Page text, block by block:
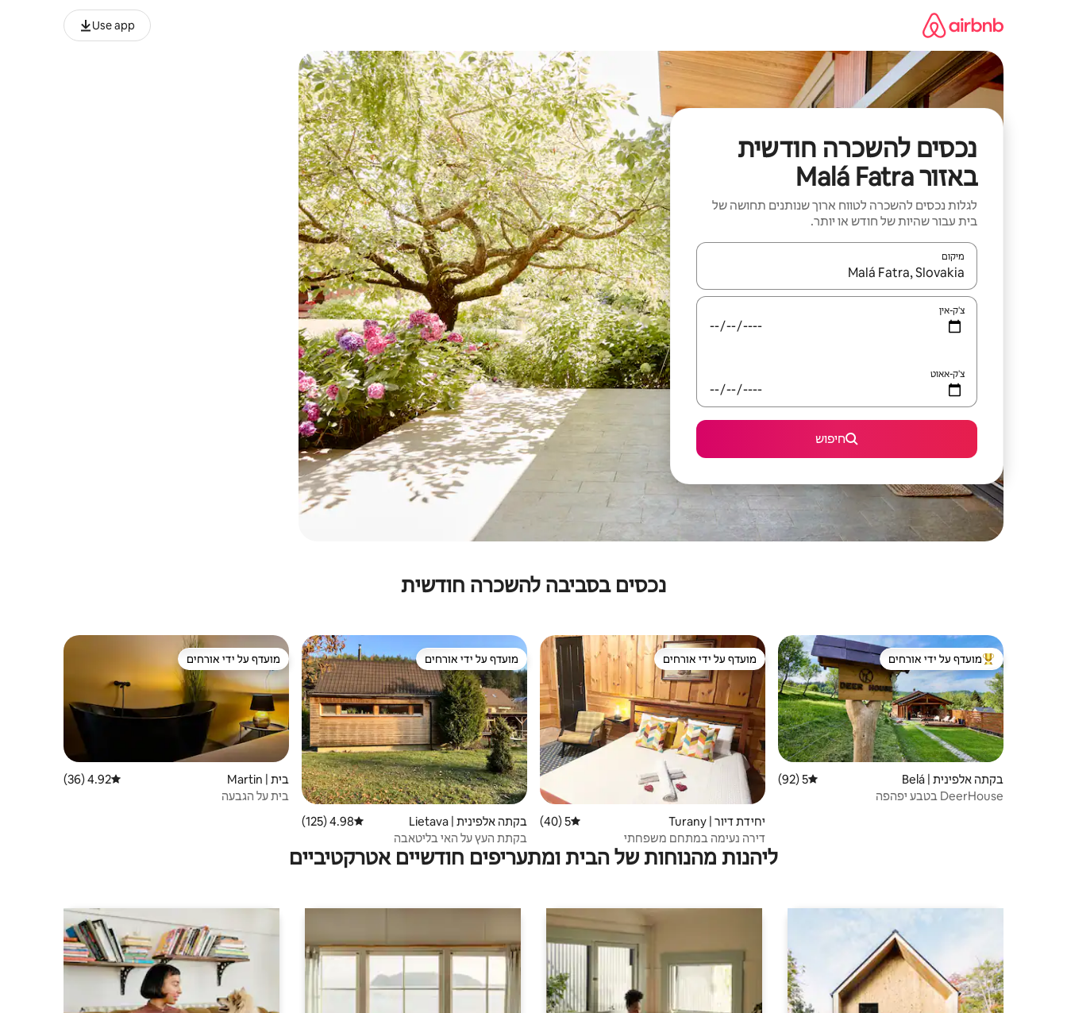
Use app
נכסים להשכרה חודשית
באזור Malá Fatra
לגלות נכסים להשכרה לטווח ארוך שנותנים תחושה של
בית עבור שהיות של חודש או יותר.
מיקום
כאשר התוצאות יהיו זמינות, יש לנווט עם מקשי החיצים למעלה ולמטה או לעיין בעזרת תנועות מגע או החלקה.
צ'ק-אין
צ'ק-אאוט
חיפוש
נכסים בסביבה להשכרה חודשית
מוביל בקרב נכסים מועדפים על ידי אורחים
מועדף על ידי אורחים
בקתה אלפינית | Belá דירוג ממוצע של 5 מתוך 5, 92 ביקורות
5 (92)
DeerHouse בטבע יפהפה
מועדף על ידי אורחים
מועדף על ידי אורחים
יחידת דיור | Turany דירוג ממוצע של 5 מתוך 5, 40 ביקורות
5 (40)
דירה נעימה במתחם משפחתי
מועדף על ידי אורחים
מועדף על ידי אורחים
בקתה אלפינית | Lietava דירוג ממוצע של 4.98 מתוך 5, 125 ביקורות
4.98 (125)
בקתת העץ על האי בליטאבה
מועדף על ידי אורחים
מועדף על ידי אורחים
בית | Martin דירוג ממוצע של 4.92 מתוך 5, 36 ביקורות
4.92 (36)
בית על הגבעה
ליהנות מהנוחות של הבית ומתעריפים חודשיים אטרקטיביים